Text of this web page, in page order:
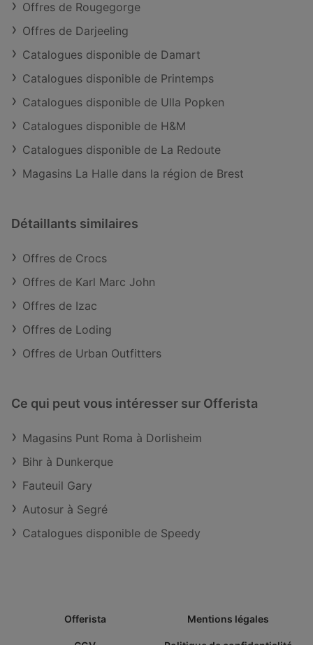
Offres de Rougegorge
Offres de Darjeeling
Catalogues disponible de Damart
Catalogues disponible de Printemps
Catalogues disponible de Ulla Popken
Catalogues disponible de H&M
Catalogues disponible de La Redoute
Magasins La Halle dans la région de Brest
Détaillants similaires
Offres de Crocs
Offres de Karl Marc John
Offres de Izac
Offres de Loding
Offres de Urban Outfitters
Ce qui peut vous intéresser sur Offerista
Magasins Punt Roma à Dorlisheim
Bihr à Dunkerque
Fauteuil Gary
Autosur à Segré
Catalogues disponible de Speedy
Offerista Mentions légales